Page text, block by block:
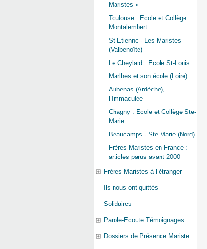
Maristes »
Toulouse : Ecole et Collège
Montalembert
St-Etienne - Les Maristes
(Valbenoîte)
Le Cheylard : Ecole St-Louis
Marlhes et son école (Loire)
Aubenas (Ardèche),
l’Immaculée
Chagny : Ecole et Collège Ste-
Marie
Beaucamps - Ste Marie (Nord)
Frères Maristes en France :
articles parus avant 2000
Frères Maristes à l’étranger
Ils nous ont quittés
Solidaires
Parole-Ecoute Témoignages
Dossiers de Présence Mariste